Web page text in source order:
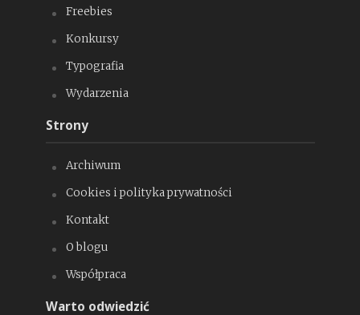
Freebies
Konkursy
Typografia
Wydarzenia
Strony
Archiwum
Cookies i polityka prywatności
Kontakt
O blogu
Współpraca
Warto odwiedzić